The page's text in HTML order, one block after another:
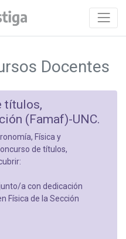
Docentes
títulos,
(Famaf)-UNC.
Física y
de títulos,
a con dedicación
Física de la Sección